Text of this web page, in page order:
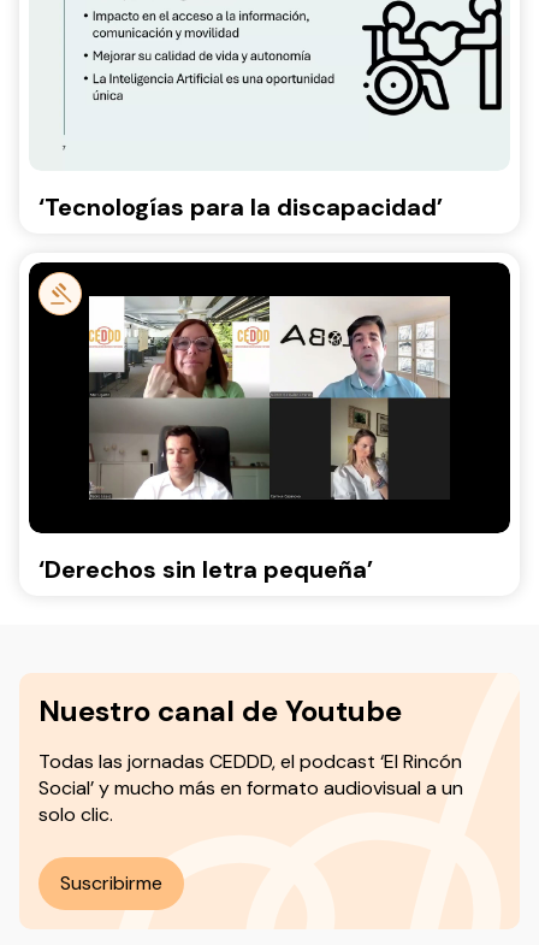
‘Tecnologías para la discapacidad’
‘Derechos sin letra pequeña’
Nuestro canal de Youtube
Todas las jornadas CEDDD, el podcast ‘El Rincón
Social’ y mucho más en formato audiovisual a un
solo clic.
Suscribirme